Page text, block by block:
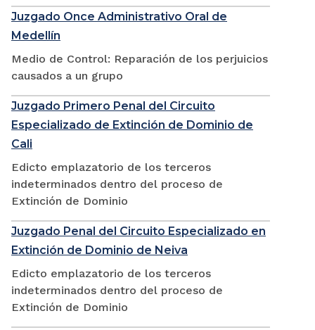
Juzgado Once Administrativo Oral de
Medellín
Medio de Control: Reparación de los perjuicios
causados a un grupo
Juzgado Primero Penal del Circuito
Especializado de Extinción de Dominio de
Cali
Edicto emplazatorio de los terceros
indeterminados dentro del proceso de
Extinción de Dominio
Juzgado Penal del Circuito Especializado en
Extinción de Dominio de Neiva
Edicto emplazatorio de los terceros
indeterminados dentro del proceso de
Extinción de Dominio